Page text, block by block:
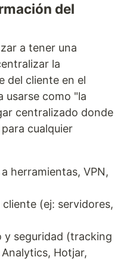
del
a tener una
la
del cliente en el
usarse como "la
centralizado donde
cualquier
herramientas, VPN,
(ej: servidores,
y seguridad (tracking
Hotjar,